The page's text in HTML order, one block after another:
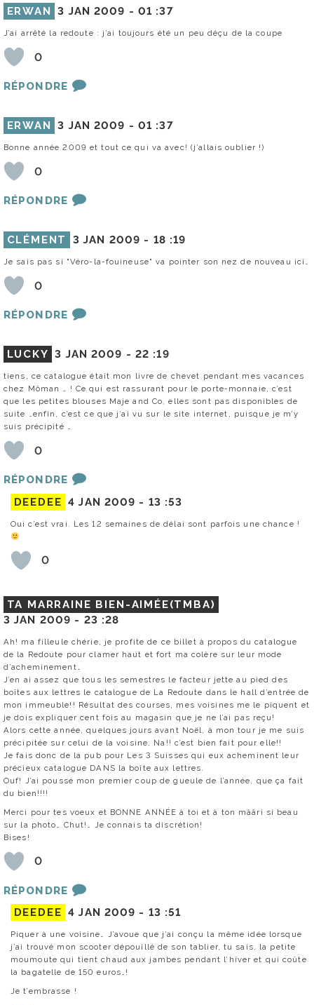
ERWAN 3 JAN 2009 - 01 :37
J’ai arrêté la redoute : j’ai toujours été un peu déçu de la coupe
0
RÉPONDRE
ERWAN 3 JAN 2009 - 01 :37
Bonne année 2009 et tout ce qui va avec! (j’allais oublier !)
0
RÉPONDRE
CLÉMENT 3 JAN 2009 - 18 :19
Je sais pas si "Véro-la-fouineuse" va pointer son nez de nouveau ici…
0
RÉPONDRE
LUCKY 3 JAN 2009 - 22 :19
tiens, ce catalogue était mon livre de chevet pendant mes vacances
chez Môman … ! Ce qui est rassurant pour le porte-monnaie, c’est
que les petites blouses Maje and Co, elles sont pas disponibles de
suite …enfin, c’est ce que j’ai vu sur le site internet, puisque je m’y
suis précipité …
0
RÉPONDRE
DEEDEE 4 JAN 2009 - 13 :53
Oui c’est vrai. Les 12 semaines de délai sont parfois une chance !
0
TA MARRAINE BIEN-AIMÉE(TMBA)
3 JAN 2009 - 23 :28
Ah! ma filleule chérie, je profite de ce billet à propos du catalogue
de la Redoute pour clamer haut et fort ma colère sur leur mode
d’acheminement…
J’en ai assez que tous les semestres le facteur jette au pied des
boîtes aux lettres le catalogue de La Redoute dans le hall d’entrée de
mon immeuble!! Résultat des courses, mes voisines me le piquent et
je dois expliquer cent fois au magasin que je ne l’ai pas reçu!
Alors cette année, quelques jours avant Noël, à mon tour je me suis
précipitée sur celui de la voisine. Na!! c’est bien fait pour elle!!
Je fais donc de la pub pour Les 3 Suisses qui eux acheminent leur
précieux catalogue DANS la boîte aux lettres.
Ouf! J’ai poussé mon premier coup de gueule de l’année, que ça fait
du bien!!!!
Merci pour tes voeux et BONNE ANNÉE à toi et à ton mââri si beau
sur la photo… Chut!… Je connais ta discrétion!
Bises!
0
RÉPONDRE
DEEDEE 4 JAN 2009 - 13 :51
Piquer à une voisine… J’avoue que j’ai conçu la même idée lorsque
j’ai trouvé mon scooter dépouillé de son tablier, tu sais, la petite
moumoute qui tient chaud aux jambes pendant l’hiver et qui coûte
la bagatelle de 150 euros…!
Je t’embrasse !